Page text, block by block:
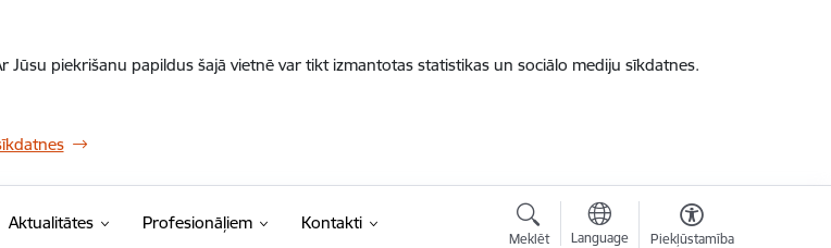
piekrišanu papildus šajā vietnē var tikt izmantotas statistikas un sociālo mediju sīkdatnes.
Aktualitātes Profesionāļiem Kontakti
Meklēt Language Piekļūstamība